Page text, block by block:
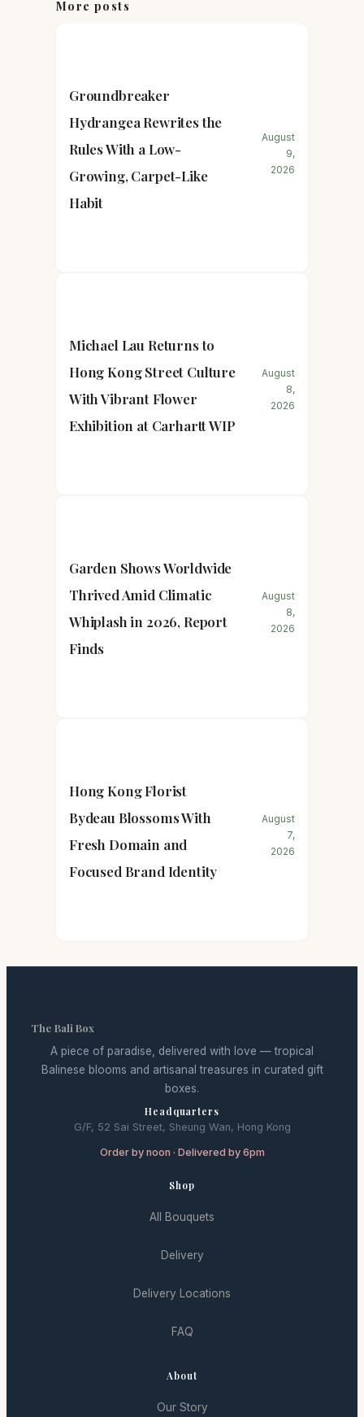
More posts
Groundbreaker
Hydrangea Rewrites the
Rules With a Low-
Growing, Carpet-Like
Habit
August
9,
2026
Michael Lau Returns to
Hong Kong Street Culture
With Vibrant Flower
Exhibition at Carhartt WIP
August
8,
2026
Garden Shows Worldwide
Thrived Amid Climatic
Whiplash in 2026, Report
Finds
August
8,
2026
Hong Kong Florist
Bydeau Blossoms With
Fresh Domain and
Focused Brand Identity
August
7,
2026
The Bali Box
A piece of paradise, delivered with love — tropical
Balinese blooms and artisanal treasures in curated gift
boxes.
Headquarters
G/F, 52 Sai Street, Sheung Wan, Hong Kong
Order by noon · Delivered by 6pm
Shop
All Bouquets
Delivery
Delivery Locations
FAQ
About
Our Story